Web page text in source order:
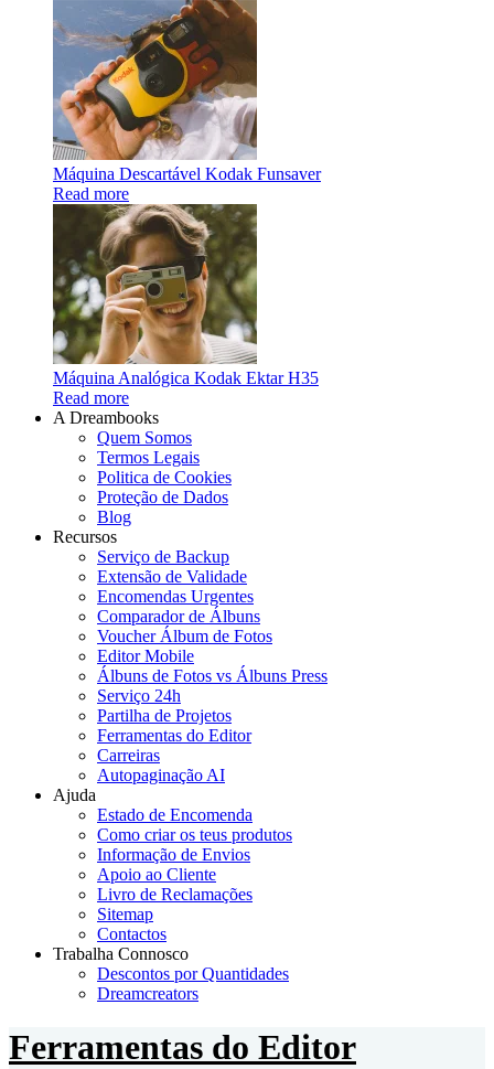
Máquina Descartável Kodak Funsaver
Read more
Máquina Analógica Kodak Ektar H35
Read more
A Dreambooks
Quem Somos
Termos Legais
Politica de Cookies
Proteção de Dados
Blog
Recursos
Serviço de Backup
Extensão de Validade
Encomendas Urgentes
Comparador de Álbuns
Voucher Álbum de Fotos
Editor Mobile
Álbuns de Fotos vs Álbuns Press
Serviço 24h
Partilha de Projetos
Ferramentas do Editor
Carreiras
Autopaginação AI
Ajuda
Estado de Encomenda
Como criar os teus produtos
Informação de Envios
Apoio ao Cliente
Livro de Reclamações
Sitemap
Contactos
Trabalha Connosco
Descontos por Quantidades
Dreamcreators
Ferramentas do Editor